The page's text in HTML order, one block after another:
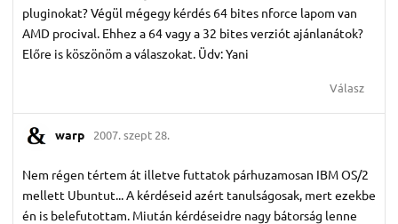
pluginokat? Végül mégegy kérdés 64 bites nforce lapom van
AMD procival. Ehhez a 64 vagy a 32 bites verziót ajánlanátok?
Előre is köszönöm a válaszokat. Üdv: Yani
Válasz
warp 2007. szept 28.
Nem régen tértem át illetve futtatok párhuzamosan IBM OS/2
mellett Ubuntut... A kérdéseid azért tanulságosak, mert ezekbe
én is belefutottam. Miután kérdéseidre nagy bátorság lenne